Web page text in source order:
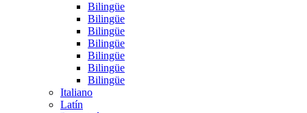
Bilingüe
Bilingüe
Bilingüe
Bilingüe
Bilingüe
Bilingüe
Bilingüe
Italiano
Latín